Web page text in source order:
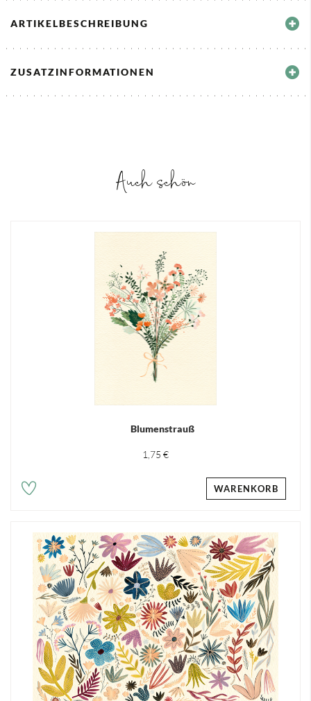
ARTIKELBESCHREIBUNG
ZUSATZINFORMATIONEN
Auch schön
Blumenstrauß
1,75 €
WARENKORB